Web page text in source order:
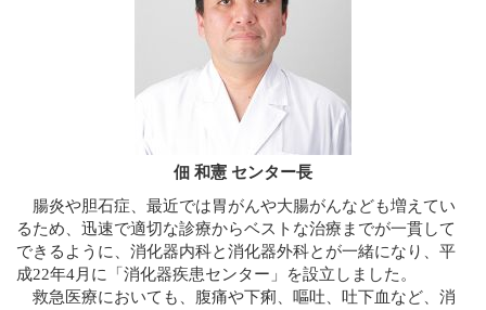
佃 和憲 センター長
腸炎や胆石症、最近では胃がんや大腸がんなども増えてい
るため、迅速で適切な診療からベストな治療までが一貫して
できるように、消化器内科と消化器外科とが一緒になり、平
成22年4月に「消化器疾患センター」を設立しました。
救急医療においても、腹痛や下痢、嘔吐、吐下血など、消